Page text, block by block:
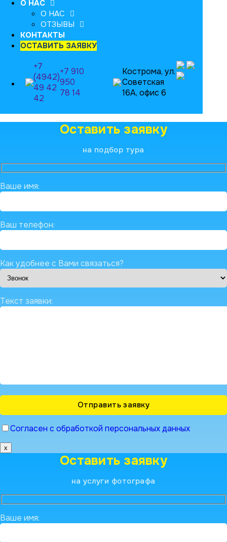
О НАС
О НАС
ОТЗЫВЫ
КОНТАКТЫ
ОСТАВИТЬ ЗАЯВКУ
+7
(4942)
49 42
42
+7 910
950
78 14
Кострома, ул.
Советская
16А, офис 6
Оставить заявку
на подбор тура
Ваше имя:
Ваш телефон:
Как удобнее с Вами связаться?
Текст заявки:
Согласен с обработкой персональных данных
x
Оставить заявку
на услуги фотографа
Ваше имя: